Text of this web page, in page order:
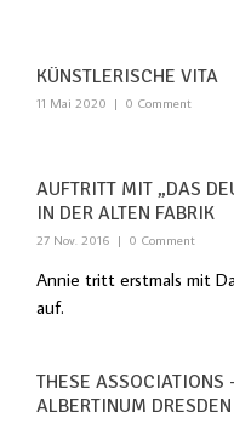
KÜNSTLERISCHE VITA
11 Mai 2020 | 0 Comment
AUFTRITT MIT „DAS
IN DER ALTEN FABRIK
27 Nov. 2016 | 0 Comment
Annie tritt erstmals mit
auf.
THESE ASSOCIATIONS
ALBERTINUM DRESDEN